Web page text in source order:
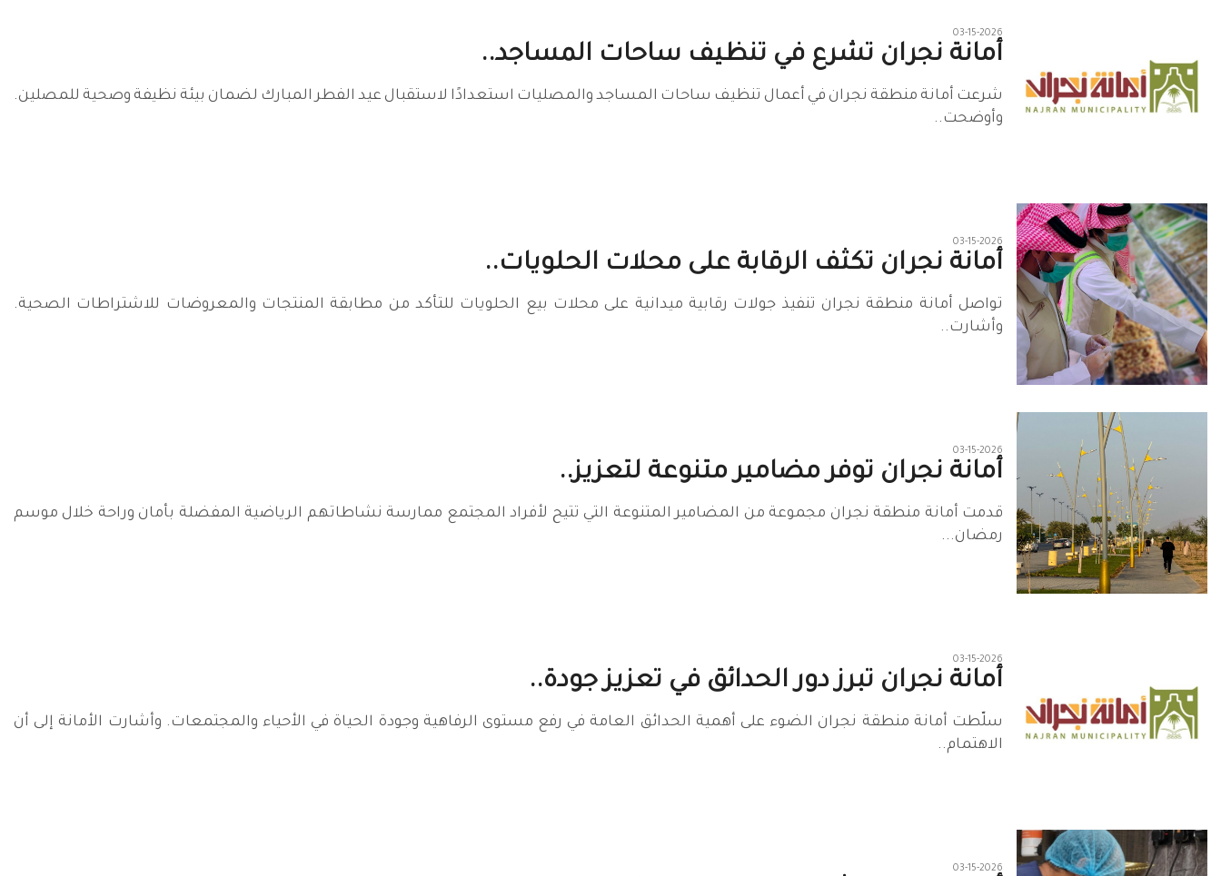
03-15-2026
أمانة نجران تشرع في تنظيف ساحات المساجد..
شرعت أمانة منطقة نجران في أعمال تنظيف ساحات المساجد والمصليات استعدادًا لاستقبال عيد الفطر المبارك لضمان بيئة نظيفة وصحية للمصلين.
وأوضحت..
03-15-2026
أمانة نجران تكثف الرقابة على محلات الحلويات..
تواصل أمانة منطقة نجران تنفيذ جولات رقابية ميدانية على محلات بيع الحلويات للتأكد من مطابقة المنتجات والمعروضات للاشتراطات الصحية.
وأشارت..
03-15-2026
أمانة نجران توفر مضامير متنوعة لتعزيز..
قدمت أمانة منطقة نجران مجموعة من المضامير المتنوعة التي تتيح لأفراد المجتمع ممارسة نشاطاتهم الرياضية المفضلة بأمان وراحة خلال موسم
رمضان...
03-15-2026
أمانة نجران تبرز دور الحدائق في تعزيز جودة..
سلّطت أمانة منطقة نجران الضوء على أهمية الحدائق العامة في رفع مستوى الرفاهية وجودة الحياة في الأحياء والمجتمعات. وأشارت الأمانة إلى أن
الاهتمام..
03-15-2026